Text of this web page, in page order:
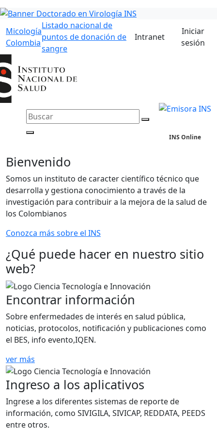
Micología
Colombia
Listado nacional de
puntos de donación de
sangre
Intranet
Iniciar
sesión
INS Online
Bienvenido
Somos un instituto de caracter científico técnico que
desarrolla y gestiona conocimiento a través de la
investigación para contribuir a la mejora de la salud de
los Colombianos
Conozca más sobre el INS
¿Qué puede hacer en nuestro sitio
web?
Encontrar información
Sobre enfermedades de interés en salud pública,
noticias, protocolos, notificación y publicaciones como
el BES, info evento,IQEN.
ver más
Ingreso a los aplicativos
Ingrese a los diferentes sistemas de reporte de
información, como SIVIGILA, SIVICAP, REDDATA, PEEDS
entre otros.